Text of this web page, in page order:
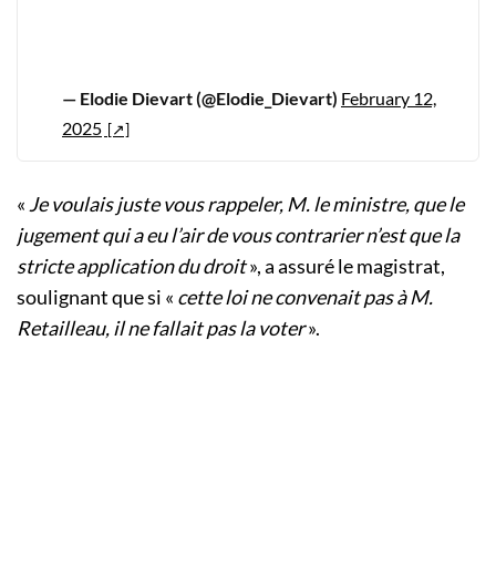
— Elodie Dievart (@Elodie_Dievart) February 12,
2025
« Je voulais juste vous rappeler, M. le ministre, que le
jugement qui a eu l’air de vous contrarier n’est que la
stricte application du droit», a assuré le magistrat,
soulignant que si « cette loi ne convenait pas à M.
Retailleau, il ne fallait pas la voter».